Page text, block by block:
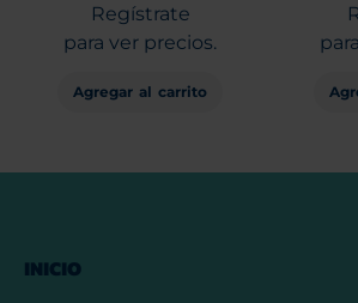
Regístrate
para ver precios.
Agregar al carrito
INICIO